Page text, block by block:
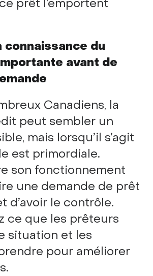
prêt l’emportent
connaissance du
avant de
Canadiens, la
peut sembler un
mais lorsqu’il s’agit
est primordiale.
son fonctionnement
une demande de prêt
d’avoir le contrôle.
ce que les prêteurs
situation et les
pour améliorer